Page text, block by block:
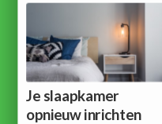
Je slaapkamer
opnieuw inrichten